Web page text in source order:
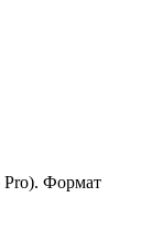
Pro). Формат